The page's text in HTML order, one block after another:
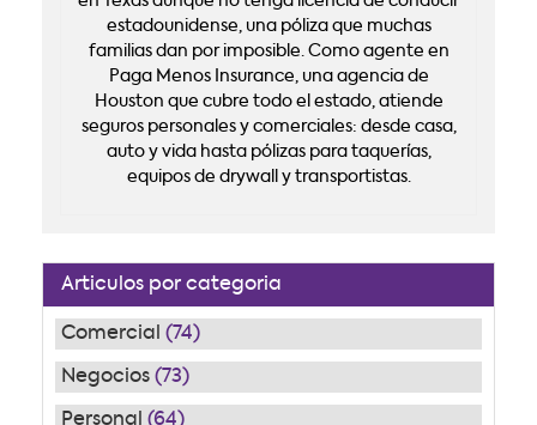
estadounidense, una póliza que muchas
familias dan por imposible. Como agente en
Paga Menos Insurance, una agencia de
Houston que cubre todo el estado, atiende
seguros personales y comerciales: desde casa,
auto y vida hasta pólizas para taquerías,
equipos de drywall y transportistas.
Articulos por categoria
Comercial (74)
Negocios (73)
Personal (64)